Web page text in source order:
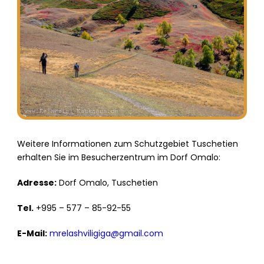
Weitere Informationen zum Schutzgebiet Tuschetien
erhalten Sie im Besucherzentrum im Dorf Omalo:
Adresse: Dorf Omalo, Tuschetien
Tel. +995 – 577 – 85-92-55
E-Mail: mrelashviligiga@gmail.com